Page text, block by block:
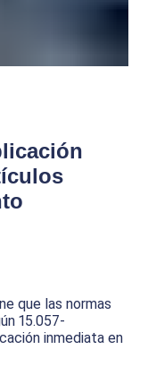
que las normas
15.057-
inmediata en